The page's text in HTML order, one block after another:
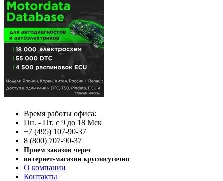
Время работы офиса:
Пн. - Пт. с 9 до 18 Мск
+7 (495) 107-90-37
8 (800) 707-90-37
Прием заказов через
интернет-магазин круглосуточно
О компании
Контакты